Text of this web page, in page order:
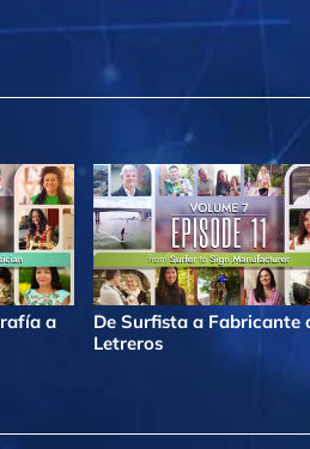
a
De Surfista a Fabricante
Letreros